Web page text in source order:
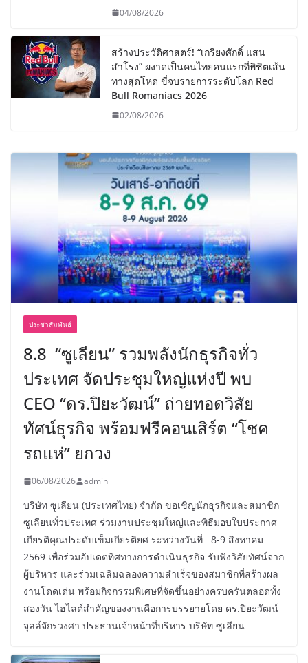
04/08/2026
สร้างประวัติศาสตร์! “เกรียงศักดิ์ แสน
สำโรง” ผงาดเป็นคนไทยคนแรกที่พิชิตเส้น
ทางสุดโหด ขี่จบรายการระดับโลก Red
Bull Romaniacs 2026
02/08/2026
ประชาสัมพันธ์
8.8 “ซูเลียน” รวมพลังนักธุรกิจทั่ว
ประเทศ จัดประชุมใหญ่แห่งปี พบ
CEO “ดร.ปิยะวัฒน์” ถ่ายทอดวิสัย
ทัศน์ธุรกิจ พร้อมฟรีคอนเสิร์ต “โชค
รถแห่” ยกวง
06/08/2026 admin
บริษัท ซูเลียน (ประเทศไทย) จำกัด ขอเชิญนักธุรกิจและสมาชิก
ซูเลียนทั่วประเทศ ร่วมงานประชุมใหญ่และพิธีมอบใบประกาศ
เกียรติคุณประดับเข็มเกียรติยศ ระหว่างวันที่ 8-9 สิงหาคม
2569 เพื่อร่วมอัปเดตทิศทางการดำเนินธุรกิจ รับฟังวิสัยทัศน์จาก
ผู้บริหาร และร่วมเฉลิมฉลองความสำเร็จของสมาชิกที่สร้างผล
งานโดดเด่น พร้อมกิจกรรมพิเศษที่จัดขึ้นอย่างครบครันตลอดทั้ง
สองวัน ไฮไลต์สำคัญของงานคือการบรรยายโดย ดร.ปิยะวัฒน์
จุลล์จักรวงศา ประธานเจ้าหน้าที่บริหาร บริษัท ซูเลียน